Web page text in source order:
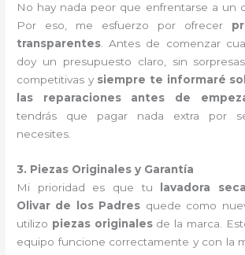
No hay nada peor que enfrentarse a un
Por eso, me esfuerzo por ofrecer
transparentes . Antes de comenzar
doy un presupuesto claro, sin
competitivas y siempre te informaré
las reparaciones antes de
tendrás que pagar nada extra por
necesites.
3. Piezas Originales y Garantía
Mi prioridad es que tu
lavadora
Olivar de los Padres quede como
utilizo piezas originalesde la marca.
equipo funcione correctamente y con la